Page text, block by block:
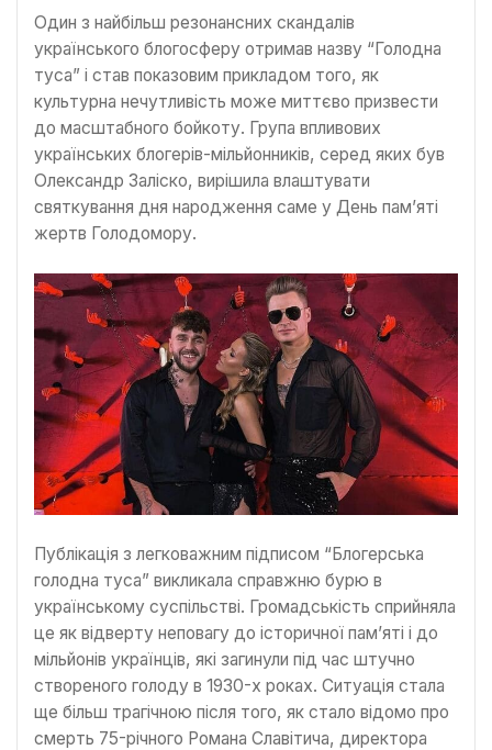
Один з найбільш резонансних скандалів
українського блогосферу отримав назву “Голодна
туса” і став показовим прикладом того, як
культурна нечутливість може миттєво призвести
до масштабного бойкоту. Група впливових
українських блогерів-мільйонників, серед яких був
Олександр Заліско, вирішила влаштувати
святкування дня народження саме у День пам’яті
жертв Голодомору.
Публікація з легковажним підписом “Блогерська
голодна туса” викликала справжню бурю в
українському суспільстві. Громадськість сприйняла
це як відверту неповагу до історичної пам’яті і до
мільйонів українців, які загинули під час штучно
створеного голоду в 1930-х роках. Ситуація стала
ще більш трагічною після того, як стало відомо про
смерть 75-річного Романа Славітича, директора